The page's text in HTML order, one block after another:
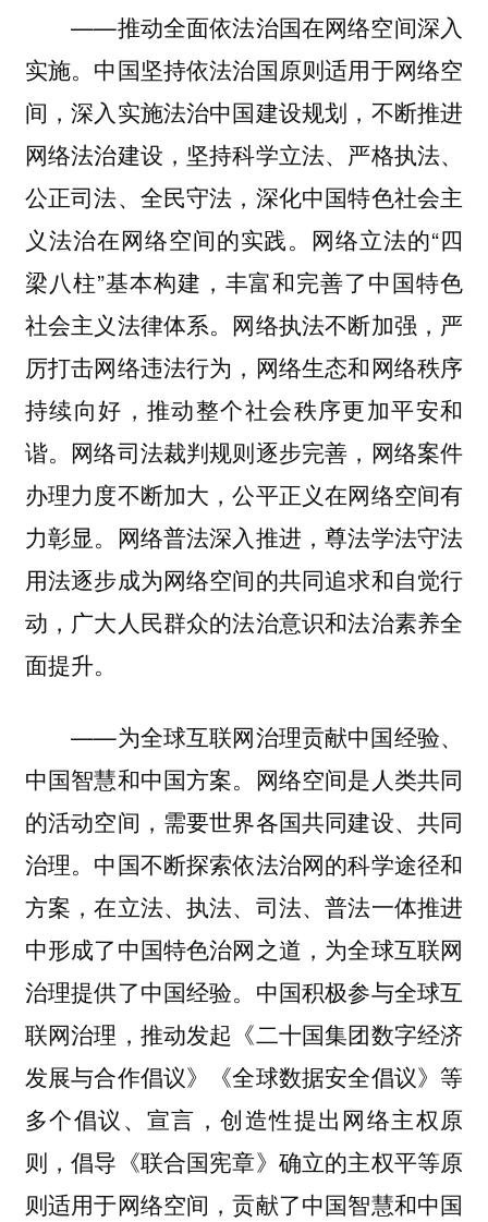
——推动全面依法治国在网络空间深入
实施。中国坚持依法治国原则适用于网络空
间，深入实施法治中国建设规划，不断推进
网络法治建设，坚持科学立法、严格执法、
公正司法、全民守法，深化中国特色社会主
义法治在网络空间的实践。网络立法的“四
梁八柱”基本构建，丰富和完善了中国特色
社会主义法律体系。网络执法不断加强，严
厉打击网络违法行为，网络生态和网络秩序
持续向好，推动整个社会秩序更加平安和
谐。网络司法裁判规则逐步完善，网络案件
办理力度不断加大，公平正义在网络空间有
力彰显。网络普法深入推进，尊法学法守法
用法逐步成为网络空间的共同追求和自觉行
动，广大人民群众的法治意识和法治素养全
面提升。
——为全球互联网治理贡献中国经验、
中国智慧和中国方案。网络空间是人类共同
的活动空间，需要世界各国共同建设、共同
治理。中国不断探索依法治网的科学途径和
方案，在立法、执法、司法、普法一体推进
中形成了中国特色治网之道，为全球互联网
治理提供了中国经验。中国积极参与全球互
联网治理，推动发起《二十国集团数字经济
发展与合作倡议》《全球数据安全倡议》等
多个倡议、宣言，创造性提出网络主权原
则，倡导《联合国宪章》确立的主权平等原
则适用于网络空间，贡献了中国智慧和中国